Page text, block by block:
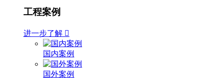
工程案例
进一步了解 
国内案例
国外案例